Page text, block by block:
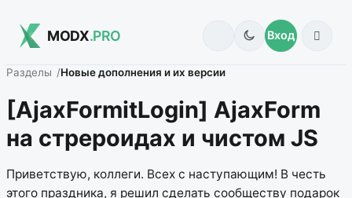
MODX.PRO Вход
Разделы Новые дополнения и их версии
[AjaxFormitLogin] AjaxForm
на стрероидах и чистом JS
Приветствую, коллеги. Всех с наступающим! В честь
этого праздника, я решил сделать сообществу подарок